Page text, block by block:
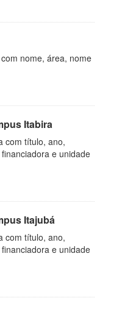
nome, área, nome
Itabira
com título, ano,
e unidade
Itajubá
com título, ano,
e unidade